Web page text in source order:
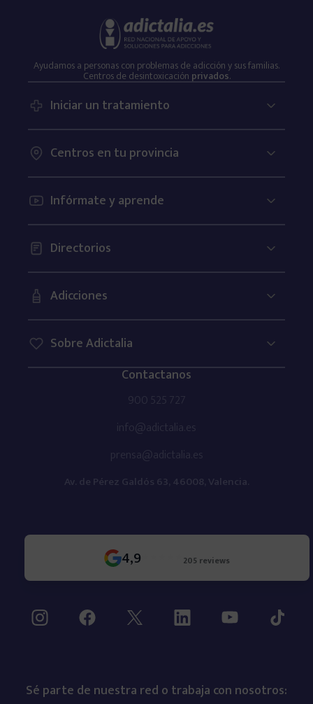
Ayudamos a personas con problemas de adicción y sus familias.
Centros de desintoxicación privados.
Iniciar un tratamiento
Centros en tu provincia
Infórmate y aprende
Directorios
Adicciones
Sobre Adictalia
Contactanos
900 525 727
info@adictalia.es
prensa@adictalia.es
Av. de Pérez Galdós 63, 46008, Valencia.
4,9 205 reviews
Sé parte de nuestra red o trabaja con nosotros: